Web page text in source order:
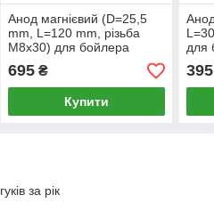
Анод магнієвий (D=25,5
mm, L=120 mm, різьба
M8x30) для бойлера
Gorenje/Tiki 269158
695₴
Купити
для
395
за рік